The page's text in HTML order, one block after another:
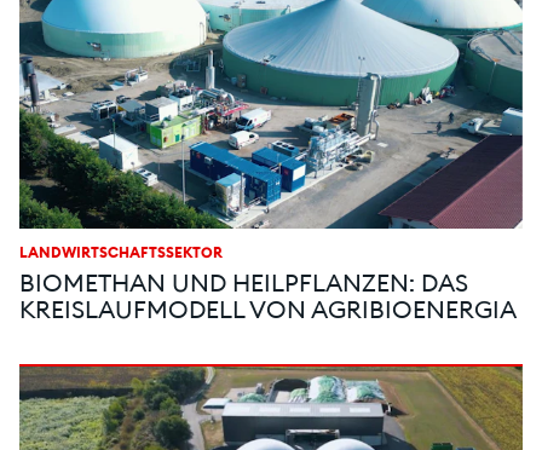
LANDWIRTSCHAFTSSEKTOR
BIOMETHAN UND HEILPFLANZEN: DAS
KREISLAUFMODELL VON AGRIBIOENERGIA